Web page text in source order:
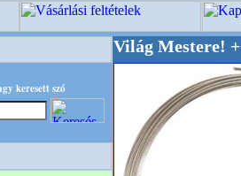
keresett szó
Világ Mestere!